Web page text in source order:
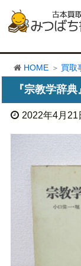
HOME 買取
『宗教学辞
2022年4月21